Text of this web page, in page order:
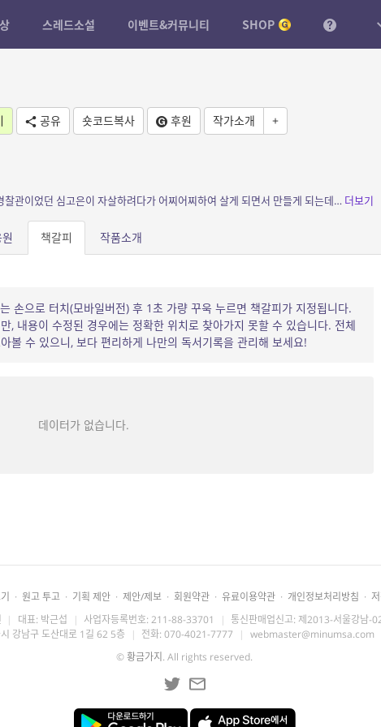
스레드소설 이벤트&커뮤니티 SHOP
공유 숏코드복사 후원 작가소개 +
소개: 범죄자를 처벌하는 일렉트릭 패노틱!!! 경찰관이었던 심고은이 자살하려다가 어찌어찌하여 살게 되면서 만들게 되는데… 거기서, 멤버들과 함께 범죄자들을 잡고 죗값을 치루게 ... 더보기
책갈피 작품소개
손으로 터치(모바일버전) 후 1초 가량 꾸욱 누르면 책갈피가 지정됩니다.
, 내용이 수정된 경우에는 정확한 위치로 찾아가지 못할 수 있습니다. 전체
볼 수 있으니, 보다 편리하게 나만의 독서기록을 관리해 보세요!
데이터가 없습니다.
· 원고 투고 · 기획 제안 · 제안/제보 · 회원약관 · 유료이용약관 · 개인정보처리방침 ·
| 대표: 박근섭 | 사업자등록번호: 211-88-33701 | 통신판매업신고: 제2013-서울강남-
강남구 도산대로 1길 62 5층 | 전화: 070-4021-7777 | webmaster@minumsa.com
©황금가지 . All rights reserved.